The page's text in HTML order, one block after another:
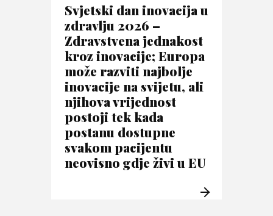
Svjetski dan inovacija u
zdravlju 2026 –
Zdravstvena jednakost
kroz inovacije; Europa
može razviti najbolje
inovacije na svijetu, ali
njihova vrijednost
postoji tek kada
postanu dostupne
svakom pacijentu
neovisno gdje živi u EU